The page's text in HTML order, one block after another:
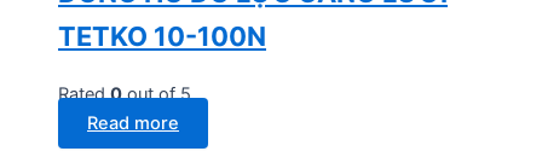
TETKO 10-100N
Rated0out of 5
Read more